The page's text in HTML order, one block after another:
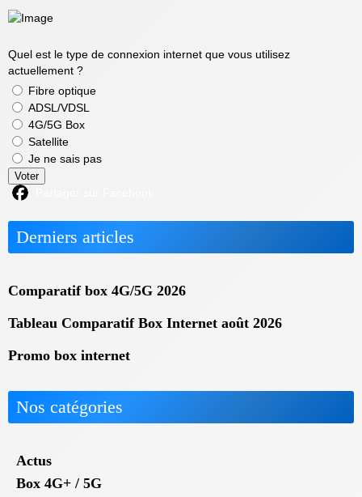
Quel est le type de connexion internet que vous utilisez
actuellement ?
Fibre optique
ADSL/VDSL
4G/5G Box
Satellite
Je ne sais pas
Voter
Derniers articles
Comparatif box 4G/5G 2026
Tableau Comparatif Box Internet août 2026
Promo box internet
Nos catégories
Actus
Box 4G+ / 5G